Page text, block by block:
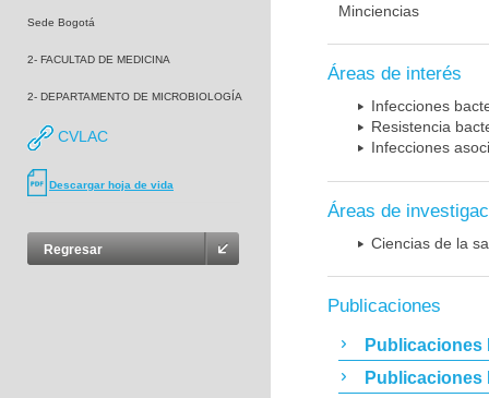
Sede Bogotá
2- FACULTAD DE MEDICINA
2- DEPARTAMENTO DE MICROBIOLOGÍA
CVLAC
Descargar hoja de vida
Regresar
Minciencias
Áreas de interés
Infecciones
Resistencia
Infecciones
Áreas de
Ciencias de la
Publicaciones
Publicaciones
Publicaciones